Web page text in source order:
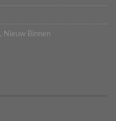
, Nieuw Binnen